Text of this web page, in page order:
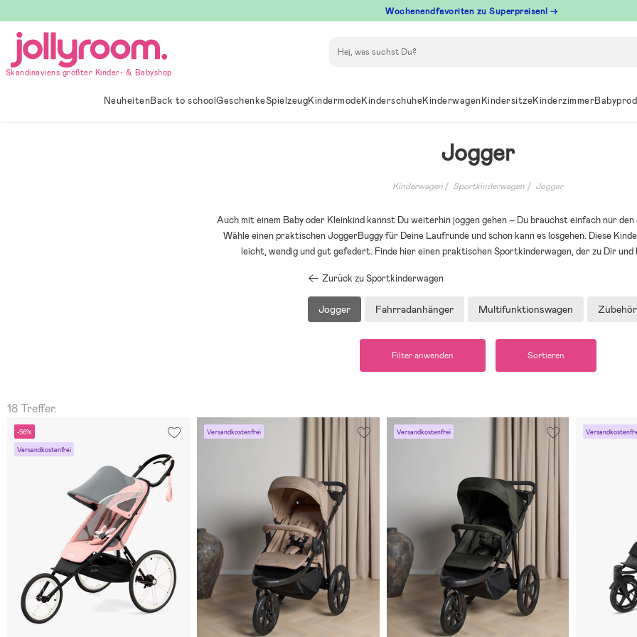
till
innehållet
Wochenendfavoriten zu Superpreisen! →
Skandinaviens größter Kinder- & Babyshop
NeuheitenBack to schoolGeschenkeSpielzeugKindermodeKinderschuheKinderwagenKindersitzeKinderzimmer
Jogger
Kinderwagen Sportkinderwagen Jogger
Auch mit einem Baby oder Kleinkind kannst Du weiterhin joggen gehen – Du brauchst einfach nur
Wähle einen praktischen JoggerBuggy für Deine Laufrunde und schon kann es losgehen. Diese
leicht, wendig und gut gefedert. Finde hier einen praktischen Sportkinderwagen, der zu Dir und
Zurück zu Sportkinderwagen
Jogger Fahrradanhänger Multifunktionswagen Zubehör
Filter anwenden Sortieren
18 Treffer.
-56%
Versandkostenfrei
Versandkostenfrei Versandkostenfrei